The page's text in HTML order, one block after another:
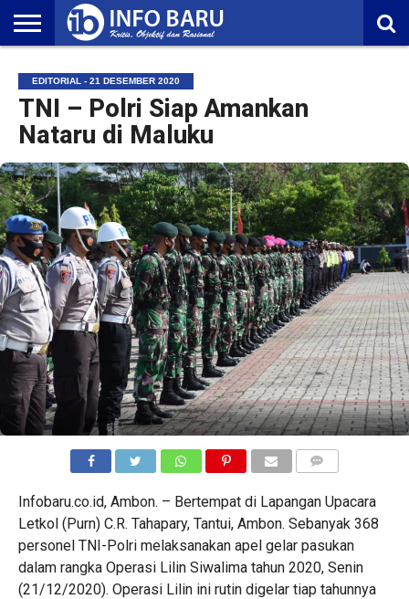
NASIONAL
AMBONIA
MALUKU
EKONOMI
POLITIK
OLAHRAGA
LIFESTYLE
REDAKSI
EDITORIAL - 21 DESEMBER 2020
TNI – Polri Siap Amankan
Nataru di Maluku
Infobaru.co.id, Ambon. – Bertempat di Lapangan Upacara
Letkol (Purn) C.R. Tahapary, Tantui, Ambon. Sebanyak 368
personel TNI-Polri melaksanakan apel gelar pasukan
dalam rangka Operasi Lilin Siwalima tahun 2020, Senin
(21/12/2020). Operasi Lilin ini rutin digelar tiap tahunnya